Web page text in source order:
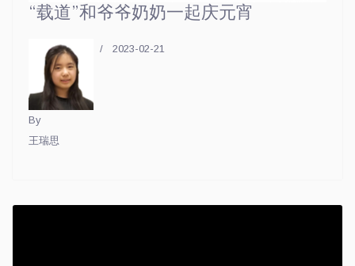
“载道”和爷爷奶奶一起庆元宵
By
王瑞思
2023-02-21